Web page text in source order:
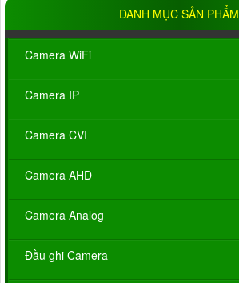
DANH MỤC SẢN PHẨM
Camera WiFi
Camera IP
Camera CVI
Camera AHD
Camera Analog
Đầu ghi Camera